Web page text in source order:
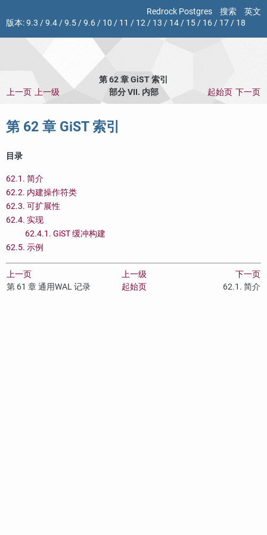
Redrock Postgres 搜索
英文
版本:9.3 /9.4/9.5/9.6/ 10 / 11 / 12/ 13 / 14/ 15/ 16/ 17/ 18
第 62 章 GiST 索引
上一页 上一级 部分 VII. 内部 起始页 下一页
第 62 章 GiST 索引
目录
62.1. 简介
62.2. 内建操作符类
62.3. 可扩展性
62.4. 实现
62.4.1. GiST 缓冲构建
62.5. 示例
上一页 上一级
下一页
第 61 章 通用WAL 记录
起始页 62.1. 简介